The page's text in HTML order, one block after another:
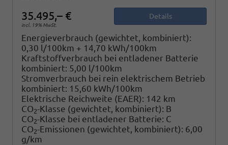
35.495,– €
incl. 19% MwSt.
Details
Energieverbrauch (gewichtet, kombiniert):
0,30 l/100km + 14,70 kWh/100km
Kraftstoffverbrauch bei entladener Batterie
kombiniert: 5,00 l/100km
Stromverbrauch bei rein elektrischem Betrieb
kombiniert: 15,60 kWh/100km
Elektrische Reichweite (EAER): 142 km
CO2-Klasse (gewichtet, kombiniert): B
CO2-Klasse bei entladener Batterie: C
CO2-Emissionen (gewichtet, kombiniert): 6,00
g/km